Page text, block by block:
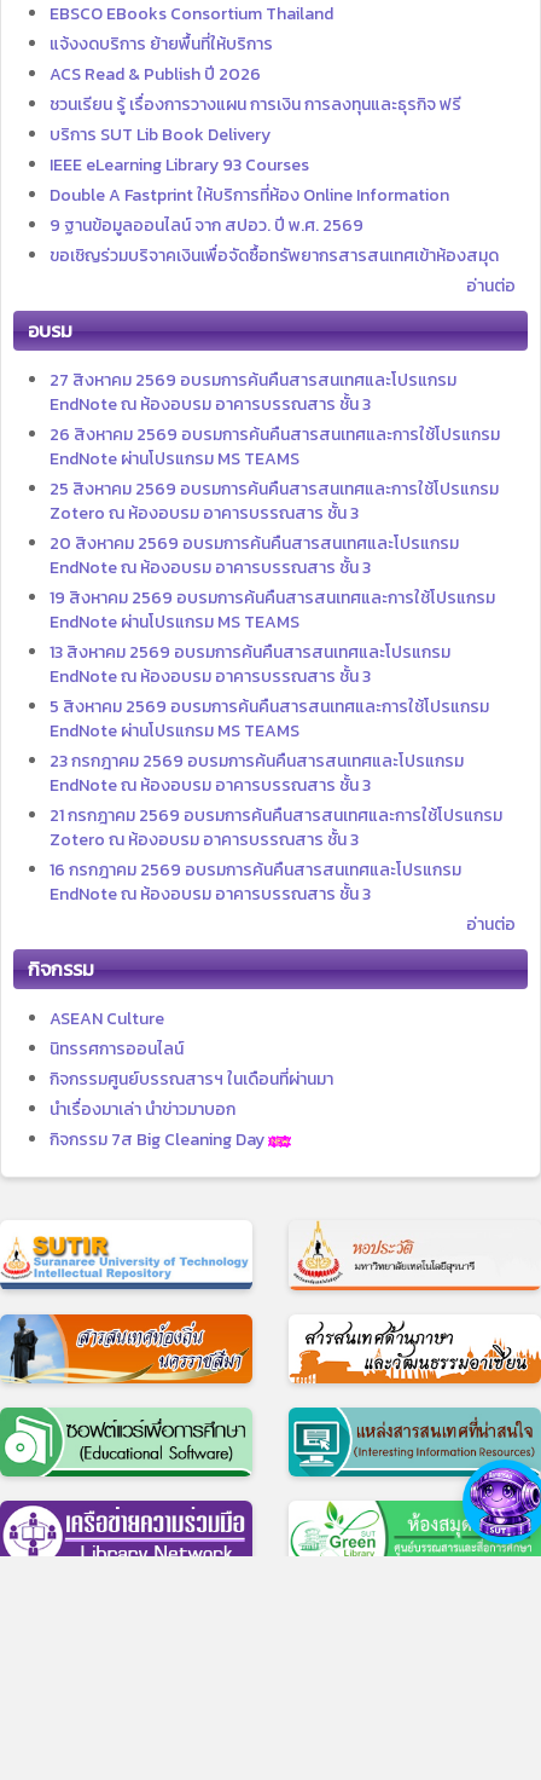
EBSCO EBooks Consortium Thailand
แจ้งงดบริการ ย้ายพื้นที่ให้บริการ
ACS Read & Publish ปี 2026
ชวนเรียน รู้ เรื่องการวางแผน การเงิน การลงทุนและธุรกิจ ฟรี
บริการ SUT Lib Book Delivery
IEEE eLearning Library 93 Courses
Double A Fastprint ให้บริการที่ห้อง Online Information
9 ฐานข้อมูลออนไลน์ จาก สปอว. ปี พ.ศ. 2569
ขอเชิญร่วมบริจาคเงินเพื่อจัดซื้อทรัพยากรสารสนเทศเข้าห้องสมุด
อ่านต่อ
อบรม
27 สิงหาคม 2569 อบรมการค้นคืนสารสนเทศและโปรแกรม
EndNote ณ ห้องอบรม อาคารบรรณสาร ชั้น 3
26 สิงหาคม 2569 อบรมการค้นคืนสารสนเทศและการใช้โปรแกรม
EndNote ผ่านโปรแกรม MS TEAMS
25 สิงหาคม 2569 อบรมการค้นคืนสารสนเทศและการใช้โปรแกรม
Zotero ณ ห้องอบรม อาคารบรรณสาร ชั้น 3
20 สิงหาคม 2569 อบรมการค้นคืนสารสนเทศและโปรแกรม
EndNote ณ ห้องอบรม อาคารบรรณสาร ชั้น 3
19 สิงหาคม 2569 อบรมการค้นคืนสารสนเทศและการใช้โปรแกรม
EndNote ผ่านโปรแกรม MS TEAMS
13 สิงหาคม 2569 อบรมการค้นคืนสารสนเทศและโปรแกรม
EndNote ณ ห้องอบรม อาคารบรรณสาร ชั้น 3
5 สิงหาคม 2569 อบรมการค้นคืนสารสนเทศและการใช้โปรแกรม
EndNote ผ่านโปรแกรม MS TEAMS
23 กรกฎาคม 2569 อบรมการค้นคืนสารสนเทศและโปรแกรม
EndNote ณ ห้องอบรม อาคารบรรณสาร ชั้น 3
21 กรกฎาคม 2569 อบรมการค้นคืนสารสนเทศและการใช้โปรแกรม
Zotero ณ ห้องอบรม อาคารบรรณสาร ชั้น 3
16 กรกฎาคม 2569 อบรมการค้นคืนสารสนเทศและโปรแกรม
EndNote ณ ห้องอบรม อาคารบรรณสาร ชั้น 3
อ่านต่อ
กิจกรรม
ASEAN Culture
นิทรรศการออนไลน์
กิจกรรมศูนย์บรรณสารฯ ในเดือนที่ผ่านมา
นำเรื่องมาเล่า นำข่าวมาบอก
กิจกรรม 7ส Big Cleaning Day